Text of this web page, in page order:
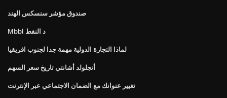
صندوق مؤشر سنسكس الهند
Mbbl د النفط
لماذا التجارة الدولية مهمة جدا لجنوب افريقيا
أنجلولد أشانتي تاريخ سعر السهم
تغيير عنوانك مع الضمان الاجتماعي عبر الإنترنت